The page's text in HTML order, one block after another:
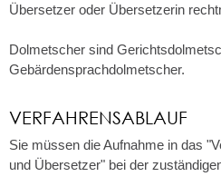
Übersetzer oder Übersetzerin
Dolmetscher sind
Gebärdensprachdolmetscher.
VERFAHRENSABLAUF
Sie müssen die Aufnahme in das
und Übersetzer" bei der